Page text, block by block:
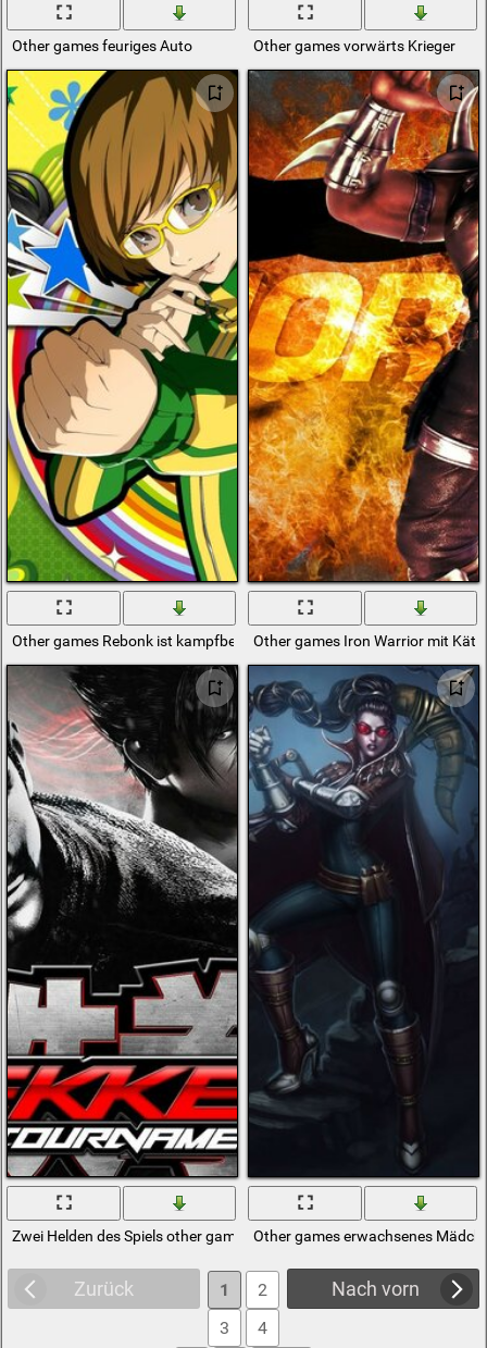
Other games feuriges Auto Other games vorwärts Krieger
Other games Rebonk ist kampfbereitOther games Iron Warrior mit
Zwei Helden des Spiels other games Other games erwachsenes
Zurück Nach vorn
1
2
3
4